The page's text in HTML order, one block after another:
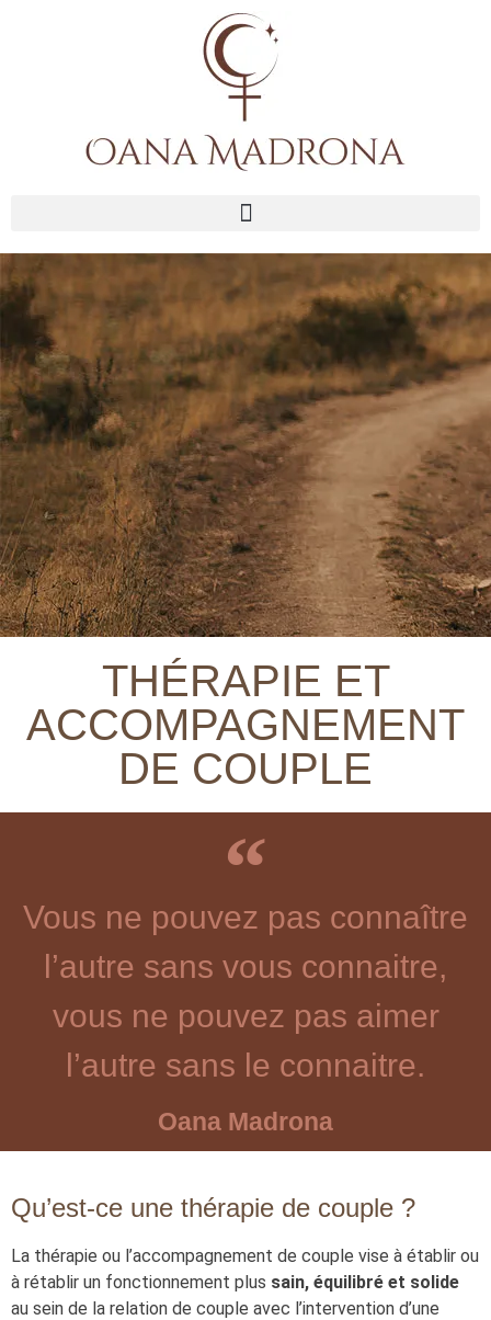
THÉRAPIE ET
ACCOMPAGNEMENT
DE COUPLE
Vous ne pouvez pas connaître
l’autre sans vous connaitre,
vous ne pouvez pas aimer
l’autre sans le connaitre.
Oana Madrona
Qu’est-ce une thérapie de couple ?
La thérapie ou l’accompagnement de couple vise à établir ou
à rétablir un fonctionnement plus sain, équilibré et solide
au sein de la relation de couple avec l’intervention d’une